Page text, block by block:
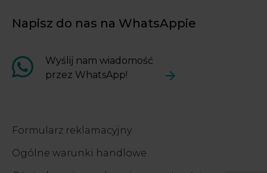
Napisz do nas na WhatsAppie
Wyślij nam wiadomość
przez WhatsApp!
Formularz reklamacyjny
Ogólne warunki handlowe